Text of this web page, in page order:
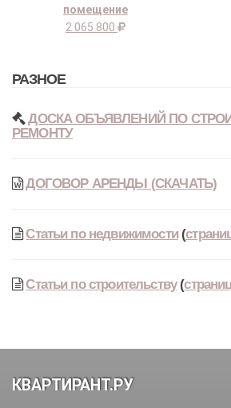
помещение
2 065 800
РАЗНОЕ
ДОСКА ОБЪЯВЛЕНИЙ ПО
РЕМОНТУ
ДОГОВОР АРЕНДЫ (СКАЧАТЬ)
Статьи по недвижимости(
Статьи по строительству(
КВАРТИРАНТ.РУ